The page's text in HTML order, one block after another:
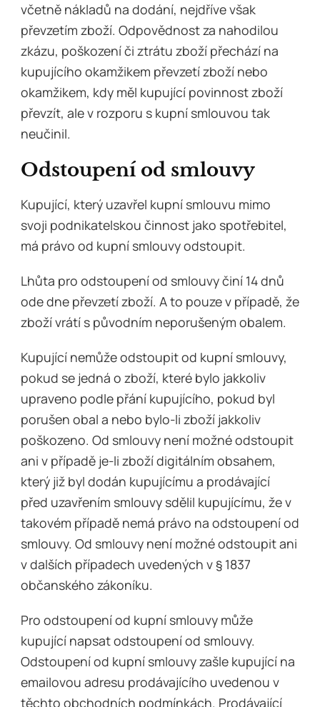
včetně nákladů na dodání, nejdříve však
převzetím zboží. Odpovědnost za nahodilou
zkázu, poškození či ztrátu zboží přechází na
kupujícího okamžikem převzetí zboží nebo
okamžikem, kdy měl kupující povinnost zboží
převzít, ale v rozporu s kupní smlouvou tak
neučinil.
Odstoupení od smlouvy
Kupující, který uzavřel kupní smlouvu mimo
svoji podnikatelskou činnost jako spotřebitel,
má právo od kupní smlouvy odstoupit.
Lhůta pro odstoupení od smlouvy činí 14 dnů
ode dne převzetí zboží. A to pouze v případě, že
zboží vrátí s původním neporušeným obalem.
Kupující nemůže odstoupit od kupní smlouvy,
pokud se jedná o zboží, které bylo jakkoliv
upraveno podle přání kupujícího, pokud byl
porušen obal a nebo bylo-li zboží jakkoliv
poškozeno. Od smlouvy není možné odstoupit
ani v případě je-li zboží digitálním obsahem,
který již byl dodán kupujícímu a prodávající
před uzavřením smlouvy sdělil kupujícímu, že v
takovém případě nemá právo na odstoupení od
smlouvy. Od smlouvy není možné odstoupit ani
v dalších případech uvedených v § 1837
občanského zákoníku.
Pro odstoupení od kupní smlouvy může
kupující napsat odstoupení od smlouvy.
Odstoupení od kupní smlouvy zašle kupující na
emailovou adresu prodávajícího uvedenou v
těchto obchodních podmínkách. Prodávající